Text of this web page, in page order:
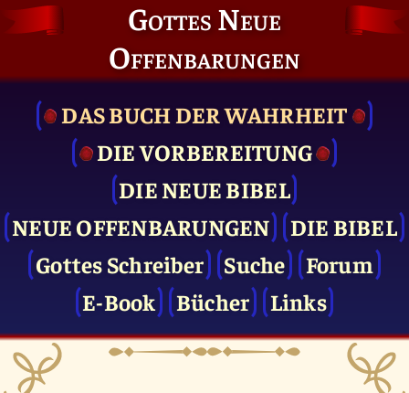
Gottes Neue
Offenbarungen
DAS BUCH DER WAHRHEIT
DIE VOR­BEREITUNG
DIE NEUE BIBEL
NEUE OFFENBARUNGEN
DIE BIBEL
Gottes Schreiber
Suche
Forum
E-Book
Bücher Links